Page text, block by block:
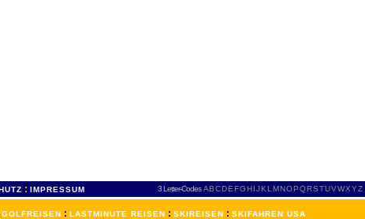
: IMPRESSUM 3 Letter-Codes ABCDEFGH IJKL MNOPQRSTUVWXYZ
GOLFREISEN : LASTMINUTE REISEN : SKIREISEN : SKIFAHREN USA